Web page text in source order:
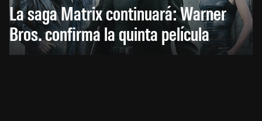
La saga Matrix continuará: Warner
Bros. confirma la quinta película